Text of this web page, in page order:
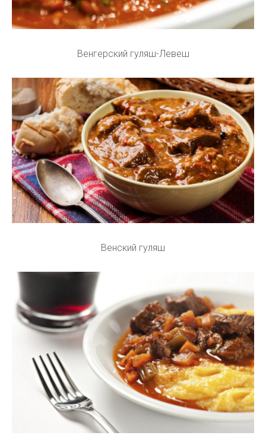
Венгерский гуляш-Левеш
Венский гуляш